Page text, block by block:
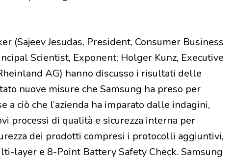
(Sajeev Jesudas, President, Consumer Business
Scientist, Exponent; Holger Kunz, Executive
AG) hanno discusso i risultati delle
nuove misure che Samsung ha preso per
a ciò che l’azienda ha imparato dalle indagini,
processi di qualità e sicurezza interna per
dei prodotti compresi i protocolli aggiuntivi,
layer e 8-Point Battery Safety Check. Samsung